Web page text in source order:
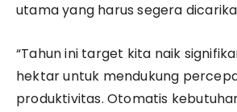
utama yang harus segera
“Tahun ini target kita naik
hektar untuk mendukung
produktivitas. Otomatis